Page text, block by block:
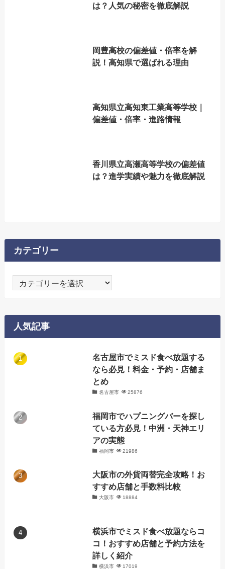
は？人気の秘密を徹底解説
岡豊高校の偏差値・倍率を解
説！高知県で選ばれる理由
高知県立高知東工業高等学校｜
偏差値・倍率・進路情報
香川県立高瀬高等学校の偏差値
は？進学実績や魅力を徹底解説
カテゴリー
ー
人気記事
名古屋市でミスド食べ放題する
なら必見！料金・予約・店舗ま
とめ
名古屋市 25876
福岡市でハプニングバーを探し
ている方必見！中洲・天神エリ
アの実態
福岡市 21986
大阪市の外貨両替完全攻略！お
すすめ店舗と手数料比較
大阪市 18884
横浜市でミスド食べ放題ならコ
コ！おすすめ店舗と予約方法を
詳しく紹介
横浜市 17019